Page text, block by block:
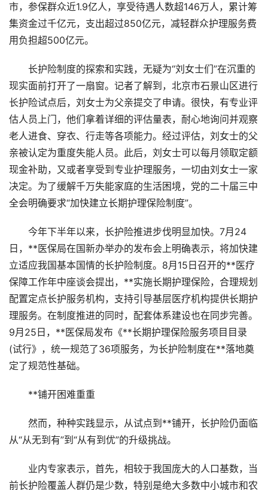
市，参保群众近1.9亿人，享受待遇人数超146万人，累计筹
集资金过千亿元，支出超过850亿元，减轻群众护理服务费
用负担超500亿元。
长护险制度的探索和实践，无疑为“刘女士们”在沉重的
现实面前打开了一扇窗。记者了解到，北京市石景山区进行
长护险试点后，刘女士为父亲提交了申请。很快，有专业评
估人员上门，他们拿着详细的评估量表，耐心地询问并观察
老人进食、穿衣、行走等各项能力。经过评估，刘女士的父
亲被认定为重度失能人员。此后，刘女士可以每月领取定额
现金补助，又或者享受到专业护理服务，一切由刘女士一家
决定。为了缓解千万失能家庭的生活困境，党的二十届三中
全会明确要求“加快建立长期护理保险制度”。
今年下半年以来，长护险推进步伐明显加快。7月24
日，**医保局在国新办举办的发布会上明确表示，将加快建
立适应我国基本国情的长护险制度。8月15日召开的**医疗
保障工作年中座谈会提出，**实施长期护理保险，合理规划
配置定点长护服务机构，支持引导基层医疗机构提供长期护
理服务。在制度推进的同时，配套体系建设也在同步完善。
9月25日，**医保局发布《**长期护理保险服务项目目录
(试行》，统一规范了36项服务，为长护险制度在**落地奠
定了规范性基础。
**铺开困难重重
然而，种种实践显示，从试点到**铺开，长护险仍面临
从“从无到有”到“从有到优”的升级挑战。
业内专家表示，首先，相较于我国庞大的人口基数，当
前长护险覆盖人群仍是少数，特别是绝大多数中小城市和农